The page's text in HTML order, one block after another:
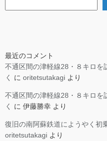
最近のコメント
不通区間の津軽線28・８キロを
く
に oritetsutakagi より
不通区間の津軽線28・８キロを
く
に 伊藤勝幸 より
復旧の南阿蘇鉄道にようやく初
oritetsutakagi より